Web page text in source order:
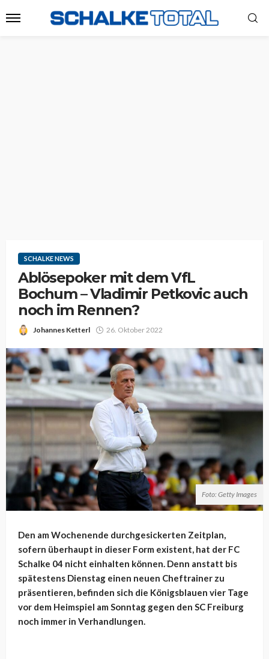
SCHALKE NEWS
Ablösepoker mit dem VfL
Bochum – Vladimir Petkovic auch
noch im Rennen?
Johannes Ketterl 26. Oktober 2022
Foto: Getty Images
Den am Wochenende durchgesickerten Zeitplan,
sofern überhaupt in dieser Form existent, hat der FC
Schalke 04 nicht einhalten können. Denn anstatt bis
spätestens Dienstag einen neuen Cheftrainer zu
präsentieren, befinden sich die Königsblauen vier Tage
vor dem Heimspiel am Sonntag gegen den SC Freiburg
noch immer in Verhandlungen.